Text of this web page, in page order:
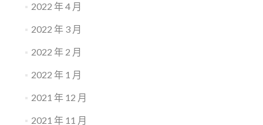
2022 年 4 月
2022 年 3 月
2022 年 2 月
2022 年 1 月
2021 年 12 月
2021 年 11 月